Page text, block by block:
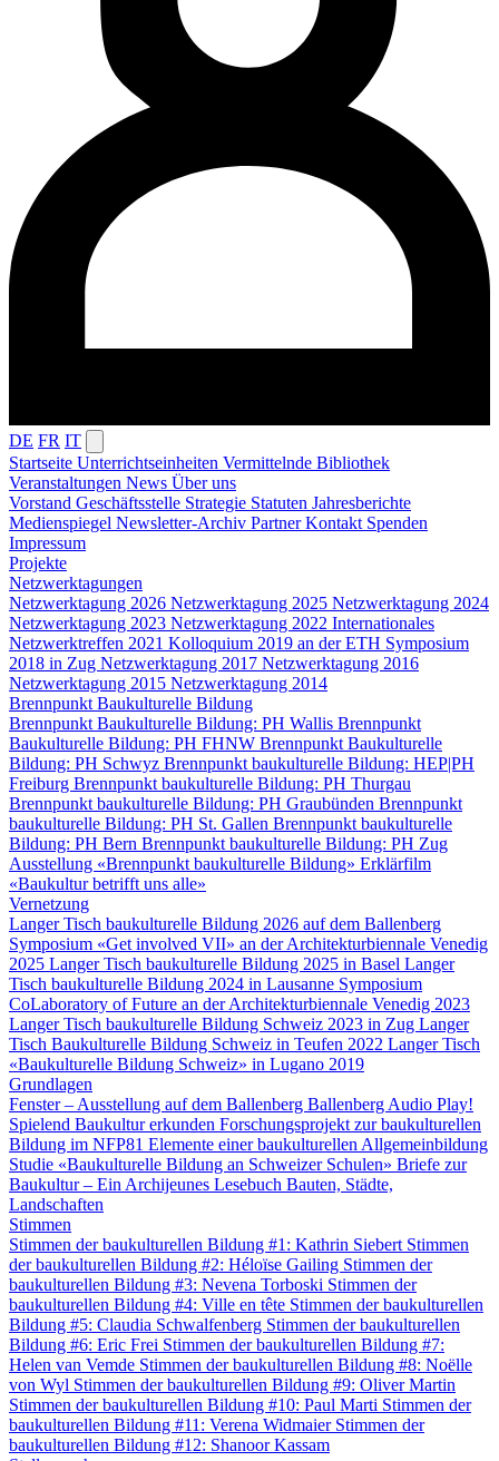
DE FR IT
Startseite Unterrichtseinheiten Vermittelnde Bibliothek
Veranstaltungen News Über uns
Vorstand Geschäftsstelle Strategie Statuten Jahresberichte
Medienspiegel Newsletter-Archiv PartnerKontakt Spenden
Impressum
Projekte
Netzwerktagungen
Netzwerktagung 2026 Netzwerktagung 2025 Netzwerktagung 2024
Netzwerktagung 2023 Netzwerktagung 2022 Internationales
Netzwerktreffen 2021 Kolloquium 2019 an der ETH Symposium
2018 in Zug Netzwerktagung 2017 Netzwerktagung 2016
Netzwerktagung 2015 Netzwerktagung 2014
Brennpunkt Baukulturelle Bildung
Brennpunkt Baukulturelle Bildung: PH Wallis Brennpunkt
Baukulturelle Bildung: PH FHNW Brennpunkt Baukulturelle
Bildung: PH Schwyz Brennpunkt baukulturelle Bildung: HEP|PH
Freiburg Brennpunkt baukulturelle Bildung: PH Thurgau
Brennpunkt baukulturelle Bildung: PH Graubünden Brennpunkt
baukulturelle Bildung: PH St. Gallen Brennpunkt baukulturelle
Bildung: PH Bern Brennpunkt baukulturelle Bildung: PH Zug
Ausstellung «Brennpunkt baukulturelle Bildung» Erklärfilm
«Baukultur betrifft uns alle»
Vernetzung
Langer Tisch baukulturelle Bildung 2026 auf dem Ballenberg
Symposium «Get involved VII» an der Architekturbiennale Venedig
2025 Langer Tisch baukulturelle Bildung 2025 in Basel Langer
Tisch baukulturelle Bildung 2024 in Lausanne Symposium
CoLaboratory of Future an der Architekturbiennale Venedig 2023
Langer Tisch baukulturelle Bildung Schweiz 2023 in Zug Langer
Tisch Baukulturelle Bildung Schweiz in Teufen 2022 Langer Tisch
«Baukulturelle Bildung Schweiz» in Lugano 2019
Grundlagen
Fenster – Ausstellung auf dem Ballenberg Ballenberg Audio Play!
Spielend Baukultur erkunden Forschungsprojekt zur baukulturellen
Bildung im NFP81 Elemente einer baukulturellen Allgemeinbildung
Studie «Baukulturelle Bildung an Schweizer Schulen» Briefe zur
Baukultur – Ein Archijeunes Lesebuch Bauten, Städte,
Landschaften
Stimmen
Stimmen der baukulturellen Bildung #1: Kathrin Siebert Stimmen
der baukulturellen Bildung #2: Héloïse Gailing Stimmen der
baukulturellen Bildung #3: Nevena Torboski Stimmen der
baukulturellen Bildung #4: Ville en tête Stimmen der baukulturellen
Bildung #5: Claudia Schwalfenberg Stimmen der baukulturellen
Bildung #6: Eric Frei Stimmen der baukulturellen Bildung #7:
Helen van Vemde Stimmen der baukulturellen Bildung #8: Noëlle
von Wyl Stimmen der baukulturellen Bildung #9: Oliver Martin
Stimmen der baukulturellen Bildung #10: Paul Marti Stimmen der
baukulturellen Bildung #11: Verena Widmaier Stimmen der
baukulturellen Bildung #12: Shanoor Kassam